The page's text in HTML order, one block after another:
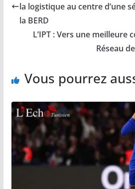
la logistique au centre d’une
la BERD
L’IPT : Vers une meilleure
Réseau
Vous pourrez